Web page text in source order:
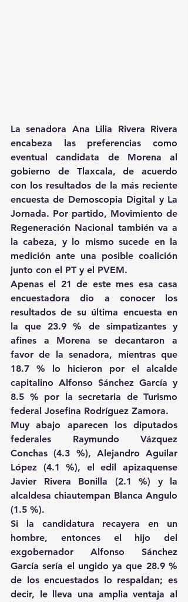
La senadora Ana Lilia Rivera Rivera
encabeza las preferencias como
eventual candidata de Morena al
gobierno de Tlaxcala, de acuerdo
con los resultados de la más reciente
encuesta de Demoscopia Digital y La
Jornada. Por partido, Movimiento de
Regeneración Nacional también va a
la cabeza, y lo mismo sucede en la
medición ante una posible coalición
junto con el PT y el PVEM.
Apenas el 21 de este mes esa casa
encuestadora dio a conocer los
resultados de su última encuesta en
la que 23.9 % de simpatizantes y
afines a Morena se decantaron a
favor de la senadora, mientras que
18.7 % lo hicieron por el alcalde
capitalino Alfonso Sánchez García y
8.5 % por la secretaria de Turismo
federal Josefina Rodríguez Zamora.
Muy abajo aparecen los diputados
federales Raymundo Vázquez
Conchas (4.3 %), Alejandro Aguilar
López (4.1 %), el edil apizaquense
Javier Rivera Bonilla (2.1 %) y la
alcaldesa chiautempan Blanca Angulo
(1.5 %).
Si la candidatura recayera en un
hombre, entonces el hijo del
exgobernador Alfonso Sánchez
García sería el ungido ya que 28.9 %
de los encuestados lo respaldan; es
decir, le lleva una amplia ventaja al